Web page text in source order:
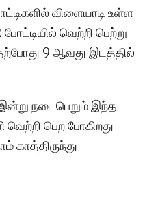
விளையாடி உள்ள
வெற்றி பெற்று
தற்போது 9 ஆவது இடத்தில்
நடைபெறும் இந்த
பெற போகிறது
காத்திருந்து